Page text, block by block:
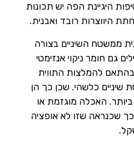
היגיינת הפה יש תכונות
היווצרות רובד ואבנית.
ממשטח השיניים בצורה
גם חומר ניקוי אנזימטי
להמלצות התווית
כלשהי. שכן כך הן
האכלה מוגזמת או
שכנראה שזו לא אופציה